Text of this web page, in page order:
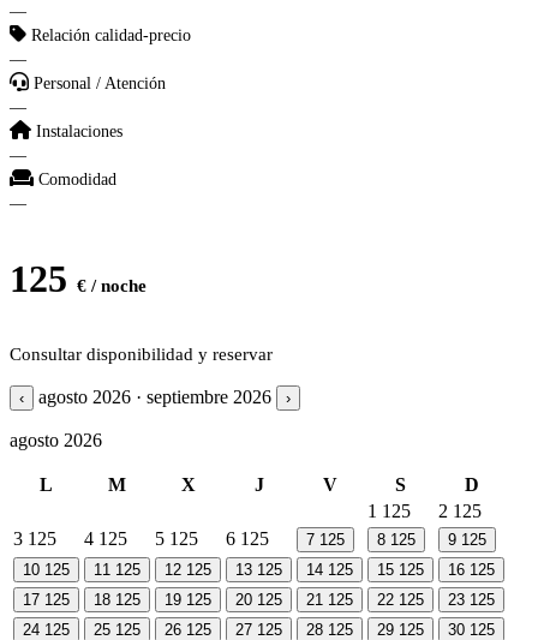
—
Relación calidad-precio
—
Personal / Atención
—
Instalaciones
—
Comodidad
—
125 € / noche
Consultar disponibilidad y reservar
‹ agosto 2026 · septiembre 2026 ›
agosto 2026
L M X J V S
D
1 125 2 125
3 125 4 125 5 125 6 125 7 125 8 125 9 125
10 125 11 125 12 125 13 125 14 125 15 125 16 125
17 125 18 125 19 125 20 125 21 125 22 125 23 125
24 125 25 125 26 125 27 125 28 125 29 125 30 125